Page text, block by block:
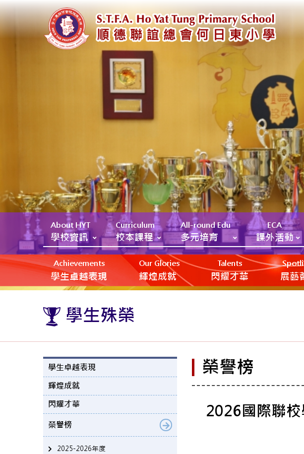
About HYT
學校資訊
Curriculum
校本課程
All-round Edu
多元培育
ECA
課外活動
Achievements
學生卓越表現
Our Glories
輝煌成就
Talents
閃耀才華 展藝
學生殊榮
學生卓越表現
輝煌成就
閃耀才華
榮譽榜
2025-2026年度
榮譽榜
2026國際聯